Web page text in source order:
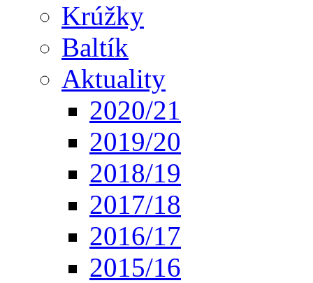
Krúžky
Baltík
Aktuality
2020/21
2019/20
2018/19
2017/18
2016/17
2015/16